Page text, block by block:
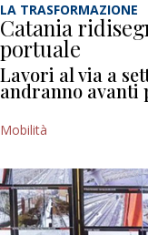
LA TRASFORMAZIONE
Catania
portuale
Lavori al via a
andranno avanti
Mobilità